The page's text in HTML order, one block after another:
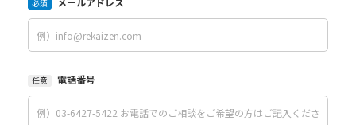
必須
任意 電話番号